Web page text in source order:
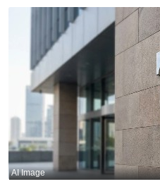
त
र्रा
ष्ट्री
य
AI Image